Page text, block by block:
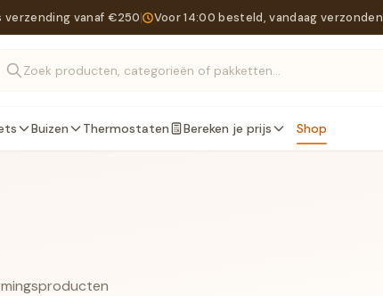
verzending vanaf €250 Voor 14:00 besteld, vandaag verzonden
Zoek producten, categorieën of pakketten...
Buizen Thermostaten Bereken je prijs Shop